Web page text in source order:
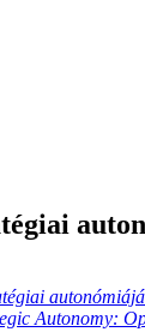
Autonomy: